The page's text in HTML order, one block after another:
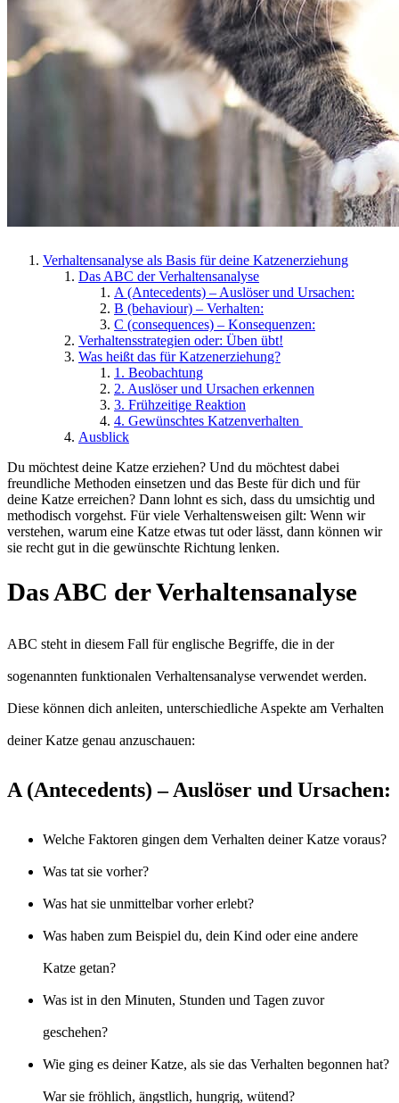
Verhaltensanalyse als Basis für deine Katzenerziehung
Das ABC der Verhaltensanalyse
A (Antecedents) – Auslöser und Ursachen:
B (behaviour) – Verhalten:
C (consequences) – Konsequenzen:
Verhaltensstrategien oder: Üben übt!
Was heißt das für Katzenerziehung?
1. Beobachtung
2. Auslöser und Ursachen erkennen
3. Frühzeitige Reaktion
4. Gewünschtes Katzenverhalten
Ausblick
Du möchtest deine Katze erziehen? Und du möchtest dabei
freundliche Methoden einsetzen und das Beste für dich und für
deine Katze erreichen? Dann lohnt es sich, dass du umsichtig und
methodisch vorgehst. Für viele Verhaltensweisen gilt: Wenn wir
verstehen, warum eine Katze etwas tut oder lässt, dann können wir
sie recht gut in die gewünschte Richtung lenken.
Das ABC der Verhaltensanalyse
ABC steht in diesem Fall für englische Begriffe, die in der
sogenannten funktionalen Verhaltensanalyse verwendet werden.
Diese können dich anleiten, unterschiedliche Aspekte am Verhalten
deiner Katze genau anzuschauen:
A (Antecedents) – Auslöser und Ursachen:
Welche Faktoren gingen dem Verhalten deiner Katze voraus?
Was tat sie vorher?
Was hat sie unmittelbar vorher erlebt?
Was haben zum Beispiel du, dein Kind oder eine andere
Katze getan?
Was ist in den Minuten, Stunden und Tagen zuvor
geschehen?
Wie ging es deiner Katze, als sie das Verhalten begonnen hat?
War sie fröhlich, ängstlich, hungrig, wütend?